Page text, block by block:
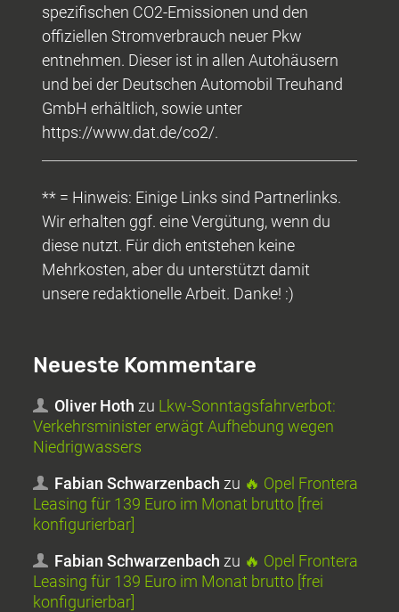
spezifischen CO2-Emissionen und den
offiziellen Stromverbrauch neuer Pkw
entnehmen. Dieser ist in allen Autohäusern
und bei der Deutschen Automobil Treuhand
GmbH erhältlich, sowie unter
https://www.dat.de/co2/.
** = Hinweis: Einige Links sind Partnerlinks.
Wir erhalten ggf. eine Vergütung, wenn du
diese nutzt. Für dich entstehen keine
Mehrkosten, aber du unterstützt damit
unsere redaktionelle Arbeit. Danke! :)
Neueste Kommentare
Oliver Hoth zu Lkw-Sonntagsfahrverbot:
Verkehrsminister erwägt Aufhebung wegen
Niedrigwassers
Fabian Schwarzenbach zu 🔥 Opel Frontera
Leasing für 139 Euro im Monat brutto [frei
konfigurierbar]
Fabian Schwarzenbach zu 🔥 Opel Frontera
Leasing für 139 Euro im Monat brutto [frei
konfigurierbar]